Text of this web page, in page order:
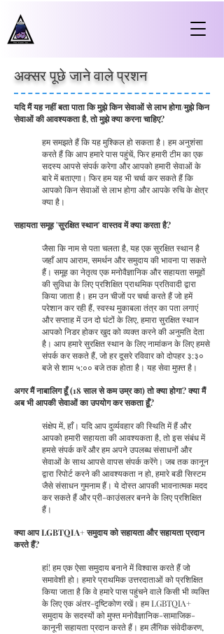
अक्सर पूछे जाने वाले प्रशन
यदि मैं यह नहीं बता पाता कि मुझे किन सेवाओं से लाभ होगा/मुझे किन
सेवाओं की आवश्यकता है, तो मुझे क्या करना चाहिए?
हम समझते हैं कि यह मुश्किल हो सकता है। हम अनुशंसा
करते हैं कि आप हमारे पास पहुंचें, फिर हमारी टीम का एक
सदस्य आपसे संपर्क करेगा और आपको हमारी सेवाओं के
बारे में बताएगा। फिर हम यह भी चर्चा कर सकते हैं कि
आपको किन सेवाओं से लाभ होगा और आपके रुचि के क्षेत्र
क्या है।
सहायता समूह 'सुरक्षित स्थान' वास्तव में क्या करता है?
जैसा कि नाम से पता चलता है, यह एक सुरक्षित स्थान है
जहाँ आप आराम, समर्थन और समुदाय की भावना पा सकते
हैं। समूह का नेतृत्व एक मनोवैज्ञानिक और सहायता समूहों
की सुविधा के लिए प्रशिक्षित प्राथमिक प्रतिवादी द्वारा
किया जाता है। हम उन चीजों पर चर्चा करते हैं जो हमें
परेशान कर रही हैं, स्वस्थ मुकाबला तंत्र का पता लगाएं
और सप्ताह में उन दो घंटों के लिए, हमारा सुरक्षित स्थान
आपको निडर होकर खुद को व्यक्त करने की अनुमति देता
है। आप हमारे सुरक्षित स्थान के लिए नामांकन के लिए हमसे
संपर्क कर सकते हैं, जो हर दूसरे रविवार को दोपहर ३:३०
बजे से शाम ५:०० बजे तक होता है। यह सेवा मुफ़्‍त है।
अगर मैं नाबालिग हूँ (18 साल से कम उम्र का) तो क्या होगा? क्या मैं
अब भी आपकी सेवाओं का उपयोग कर सकता हूँ?
संक्षेप में, हाँ। यदि आप दुर्व्यवहार की स्थिति में हैं और
आपको हमारी सहायता की आवश्यकता है, तो इस संबंध में
हमसे संपर्क करें और हम अपने उपलब्ध संसाधनों और
सेवाओं के साथ आपसे वापस संपर्क करेंगे। जब तक कानून
द्वारा रिपोर्ट करने की आवश्यकता न हो, हमारे बडी सिस्टम
जैसे संसाधन गुमनाम हैं। ये दोस्त आपकी भावनात्मक मदद
कर सकते हैं और प्री-काउंसलर बनने के लिए प्रशिक्षित
हैं।
क्या आप LGBTQIA+ समुदाय को सहायता और सहायता प्रदान
करते हैं?
हां! हम एक ऐसा समुदाय बनाने में विश्वास करते हैं जो
समावेशी हो। हमारे प्राथमिक उत्तरदाताओं को प्रशिक्षित
किया जाता है कि वे हमारे पास पहुंचने वाले किसी भी व्यक्ति
के लिए एक अंतर-दृष्टिकोण रखें। हम LGBTQIA+
समुदाय के सदस्यों को मुफ्त मनोवैज्ञानिक-सामाजिक-
कानूनी सहायता प्रदान करते हैं। हम लैंगिक संवेदीकरण,